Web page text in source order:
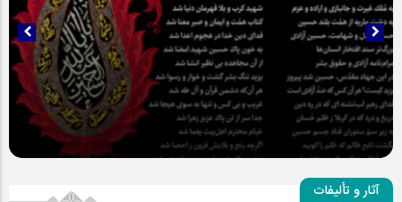
سلطان عشق
آثار و تألیفات